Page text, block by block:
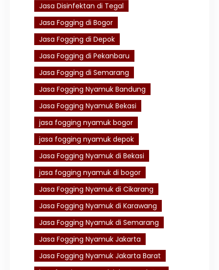
Jasa Disinfektan di Tegal
Jasa Fogging di Bogor
Jasa Fogging di Depok
Jasa Fogging di Pekanbaru
Jasa Fogging di Semarang
Jasa Fogging Nyamuk Bandung
Jasa Fogging Nyamuk Bekasi
jasa fogging nyamuk bogor
jasa fogging nyamuk depok
Jasa Fogging Nyamuk di Bekasi
jasa fogging nyamuk di bogor
Jasa Fogging Nyamuk di Cikarang
Jasa Fogging Nyamuk di Karawang
Jasa Fogging Nyamuk di Semarang
Jasa Fogging Nyamuk Jakarta
Jasa Fogging Nyamuk Jakarta Barat